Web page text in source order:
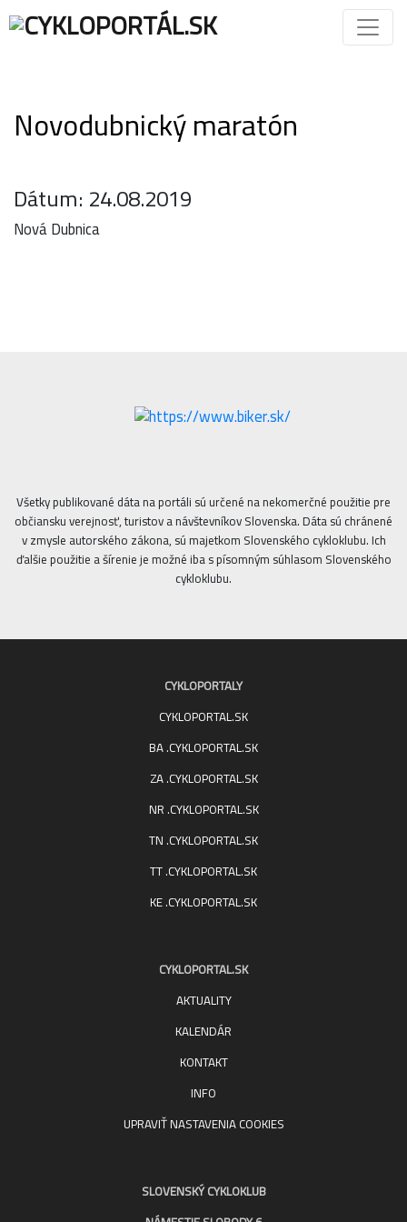
Novodubnický maratón
Dátum: 24.08.2019
Nová Dubnica
Všetky publikované dáta na portáli sú určené na nekomerčné použitie pre
občiansku verejnosť, turistov a návštevníkov Slovenska. Dáta sú chránené
v zmysle autorského zákona, sú majetkom Slovenského cykloklubu. Ich
ďalšie použitie a šírenie je možné iba s písomným súhlasom Slovenského
cykloklubu.
CYKLOPORTALY
CYKLOPORTAL.SK
BA .CYKLOPORTAL.SK
ZA .CYKLOPORTAL.SK
NR .CYKLOPORTAL.SK
TN .CYKLOPORTAL.SK
TT .CYKLOPORTAL.SK
KE .CYKLOPORTAL.SK
CYKLOPORTAL.SK
AKTUALITY
KALENDÁR
KONTAKT
INFO
UPRAVIŤ NASTAVENIA COOKIES
SLOVENSKÝ CYKLOKLUB